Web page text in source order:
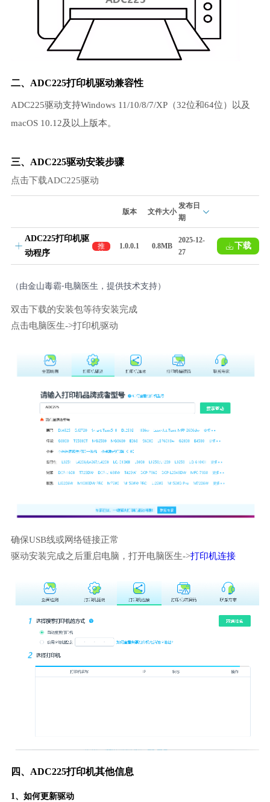
二、ADC225打印机驱动兼容性
ADC225驱动支持Windows 11/10/8/7/XP（32位和64位）以及
macOS 10.12及以上版本。
三、ADC225驱动安装步骤
点击下载ADC225驱动
版本 文件大小
发布日
期
ADC225打印机驱
动程序
推
荐
1.0.0.1 0.8MB
2025-12-
27
下载
（由金山毒霸-电脑医生，提供技术支持）
双击下载的安装包等待安装完成
点击电脑医生->打印机驱动
确保USB线或网络链接正常
驱动安装完成之后重启电脑，打开电脑医生->打印机连接
四、ADC225打印机其他信息
1、如何更新驱动